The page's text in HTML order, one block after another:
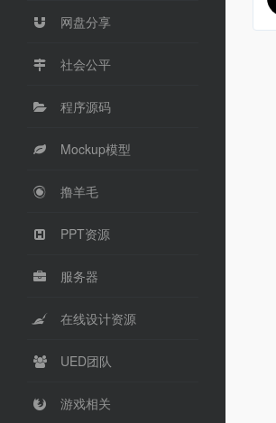
网盘分享
社会公平
程序源码
Mockup模型
撸羊毛
PPT资源
服务器
在线设计资源
UED团队
游戏相关